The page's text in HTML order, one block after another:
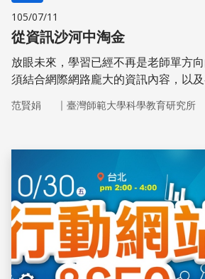
105/07/11
從資訊沙河中淘金
放眼未來，學習已經不再是老師單方
須結合網際網路龐大的資訊內容，以
范賢娟 ｜ 臺灣師範大學科學教育研究所